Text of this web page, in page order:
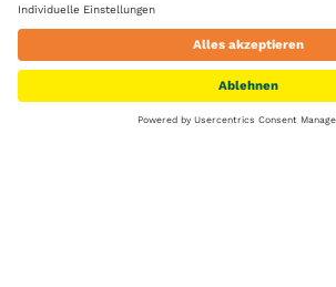
GS Gemeinsam wachsen
Standorte Kontakt